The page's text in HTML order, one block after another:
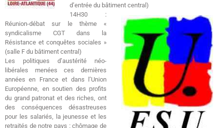
d’entrée du bâtiment central)
14H30 :
Réunion-débat sur le thème «
syndicalisme CGT dans la
Résistance et conquêtes sociales »
(salle F du bâtiment central)
Les politiques d’austérité néo-
libérales menées ces dernières
années en France et dans l’Union
Européenne, en soutien des profits
du grand patronat et des riches, ont
des conséquences désastreuses
pour les salariés, la jeunesse et les
retraités de notre pays : chômage de